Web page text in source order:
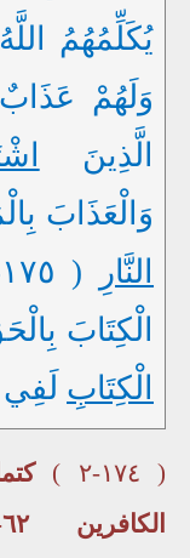
يُكَلِّمُهُمُ
الَّذِينَ
وَالْعَذَابَ
النَّارِ
( ١٧٥-٢ )
الْكِتَابَ
الْكِتَابِ لَفِي
( ١٧٤-٢ )